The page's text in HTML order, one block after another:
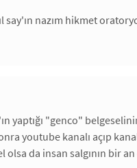
nazım hikmet
yaptığı "genco"
youtube kanalı açıp
da insan salgının bir